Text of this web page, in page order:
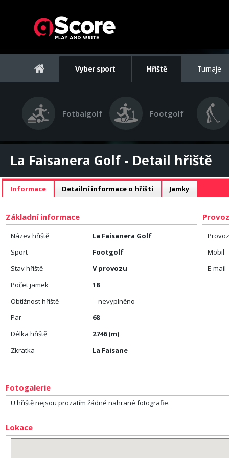
Vyber sport Hřiště Turnaje
Fotbalgolf Footgolf
La Faisanera Golf - Detail hřiště
Informace Detailní informace o hřišti Jamky
Základní informace
Název hřiště
La Faisanera Golf
Sport
Footgolf
Stav hřiště
V provozu
Počet jamek
18
Obtížnost hřiště
-- nevyplněno --
Par
68
Délka hřiště
2746 (m)
Zkratka
La Faisane
Mobil
E-mail
Fotogalerie
U hřiště nejsou prozatím žádné nahrané fotografie.
Lokace